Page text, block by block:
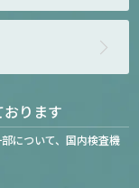
ります
について、国内検査機